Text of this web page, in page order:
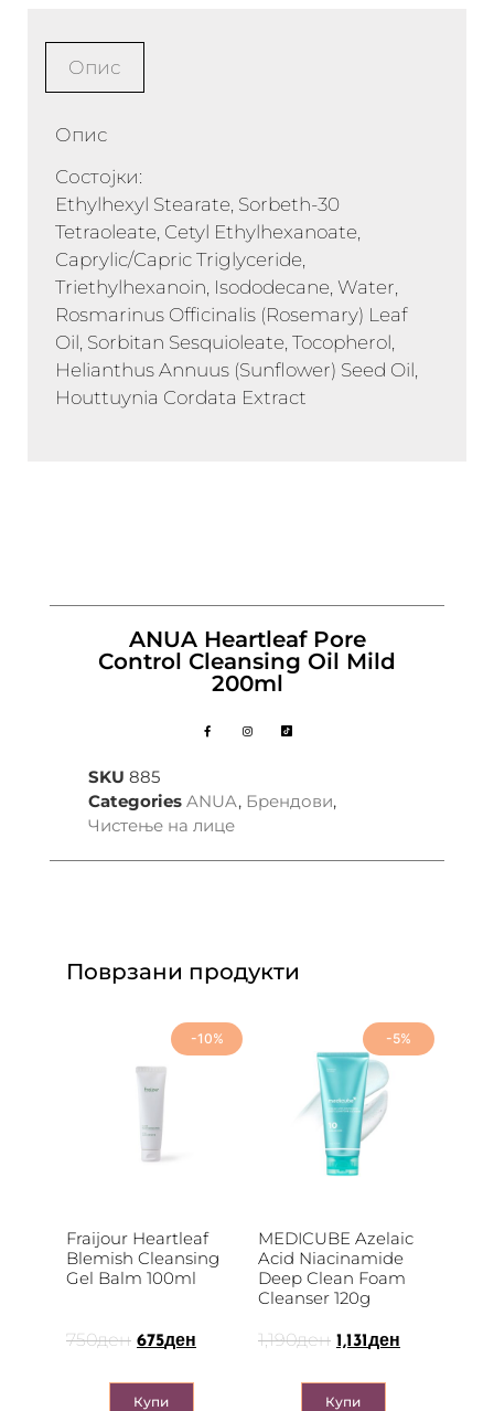
Опис
Опис
Состојки:
Ethylhexyl Stearate, Sorbeth-30
Tetraoleate, Cetyl Ethylhexanoate,
Caprylic/Capric Triglyceride,
Triethylhexanoin, Isododecane, Water,
Rosmarinus Officinalis (Rosemary) Leaf
Oil, Sorbitan Sesquioleate, Tocopherol,
Helianthus Annuus (Sunflower) Seed Oil,
Houttuynia Cordata Extract
ANUA Heartleaf Pore
Control Cleansing Oil Mild
200ml
SKU 885
Categories ANUA, Брендови,
Чистење на лице
Поврзани продукти
-10%
Fraijour Heartleaf
Blemish Cleansing
Gel Balm 100ml
750ден 675ден
Купи
-5%
MEDICUBE Azelaic
Acid Niacinamide
Deep Clean Foam
Cleanser 120g
1,190ден 1,131 ден
Купи